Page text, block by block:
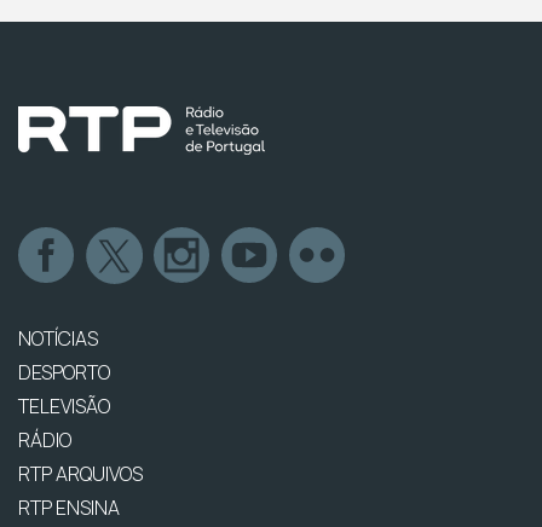
NOTÍCIAS
DESPORTO
TELEVISÃO
RÁDIO
RTP ARQUIVOS
RTP ENSINA